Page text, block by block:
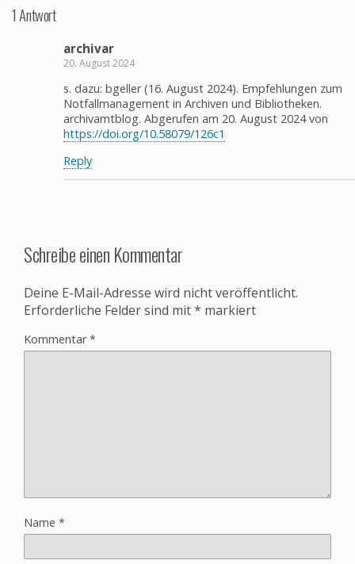
1 Antwort
archivar
20. August 2024
s. dazu: bgeller (16. August 2024). Empfehlungen zum
Notfallmanagement in Archiven und Bibliotheken.
archivamtblog. Abgerufen am 20. August 2024 von
https://doi.org/10.58079/126c1
Reply
Schreibe einen Kommentar
Deine E-Mail-Adresse wird nicht veröffentlicht.
Erforderliche Felder sind mit* markiert
Kommentar*
Name *